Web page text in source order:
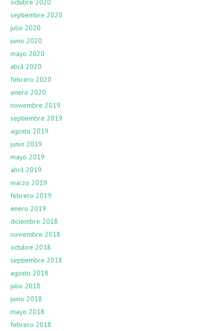
octubre 2020
septiembre 2020
julio 2020
junio 2020
mayo 2020
abril 2020
febrero 2020
enero 2020
noviembre 2019
septiembre 2019
agosto 2019
junio 2019
mayo 2019
abril 2019
marzo 2019
febrero 2019
enero 2019
diciembre 2018
noviembre 2018
octubre 2018
septiembre 2018
agosto 2018
julio 2018
junio 2018
mayo 2018
febrero 2018